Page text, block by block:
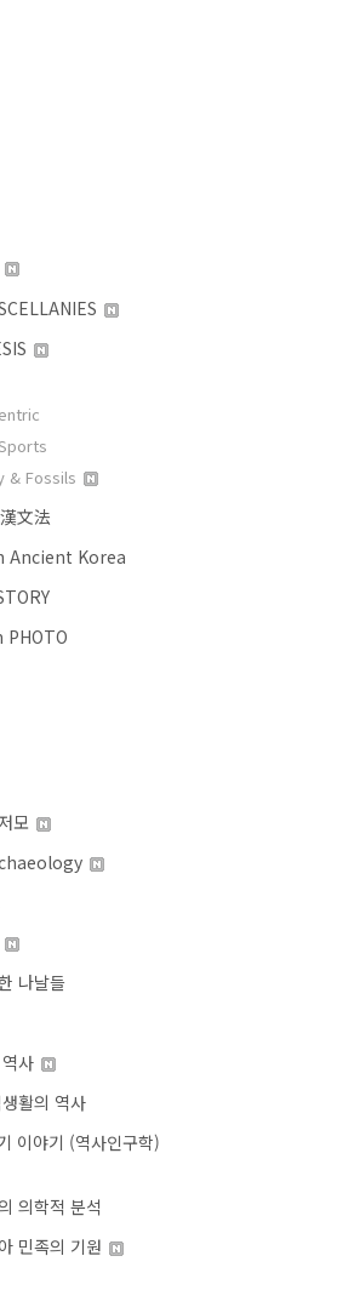
& Fossils
文法
Ancient Korea
PHOTO
모
나날들
사
활의 역사
이야기 (역사인구학)
의학적 분석
민족의 기원